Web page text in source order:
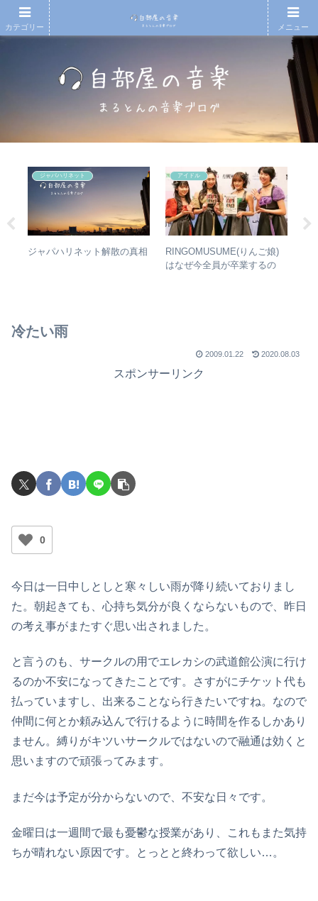
ジャパハリネット
ジャパハリネット解散の真相
アイドル
RINGOMUSUME(りんご娘)
はなぜ今全員が卒業するの
冷たい雨
2009.01.22 2020.08.03
スポンサーリンク
0
今日は一日中しとしと寒々しい雨が降り続いておりまし
た。朝起きても、心持ち気分が良くならないもので、昨日
の考え事がまたすぐ思い出されました。
と言うのも、サークルの用でエレカシの武道館公演に行け
るのか不安になってきたことです。さすがにチケット代も
払っていますし、出来ることなら行きたいですね。なので
仲間に何とか頼み込んで行けるように時間を作るしかあり
ません。縛りがキツいサークルではないので融通は効くと
思いますので頑張ってみます。
まだ今は予定が分からないので、不安な日々です。
金曜日は一週間で最も憂鬱な授業があり、これもまた気持
ちが晴れない原因です。とっとと終わって欲しい…。
カテゴリー メニュー